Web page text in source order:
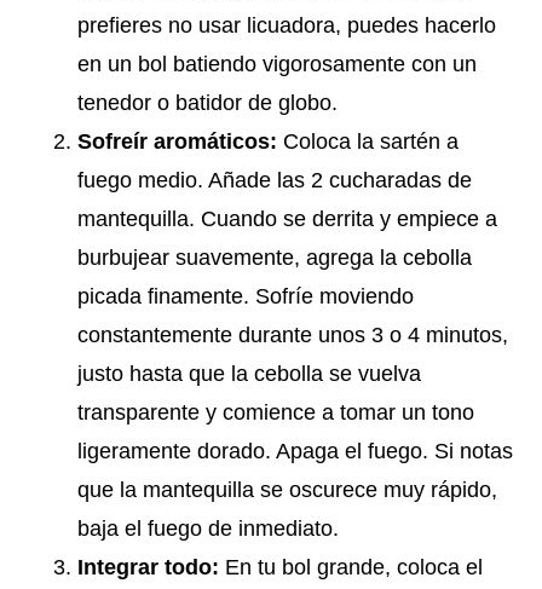
prefieres no usar licuadora, puedes hacerlo
en un bol batiendo vigorosamente con un
tenedor o batidor de globo.
Sofreír aromáticos: Coloca la sartén a
fuego medio. Añade las 2 cucharadas de
mantequilla. Cuando se derrita y empiece a
burbujear suavemente, agrega la cebolla
picada finamente. Sofríe moviendo
constantemente durante unos 3 o 4 minutos,
justo hasta que la cebolla se vuelva
transparente y comience a tomar un tono
ligeramente dorado. Apaga el fuego. Si notas
que la mantequilla se oscurece muy rápido,
baja el fuego de inmediato.
Integrar todo: En tu bol grande, coloca el